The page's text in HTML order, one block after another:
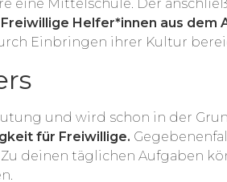
eine Mittelschule. Der
Freiwillige Helfer*innen aus dem
Einbringen ihrer Kultur
und wird schon in der
für Freiwillige.
deinen täglichen Aufgaben